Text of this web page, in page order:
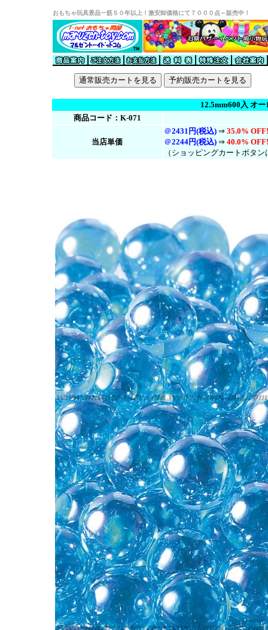
おもちゃ玩具景品一筋５０年以上！激安卸価格にて７０００点～販売中！
12.5mm600入 オ
商品コード：K-071
当店単価
＠2431円(税込) ⇒ 35.0% OFF!
＠2244円(税込) ⇒ 40.0% OFF!
（ショッピングカートボタ